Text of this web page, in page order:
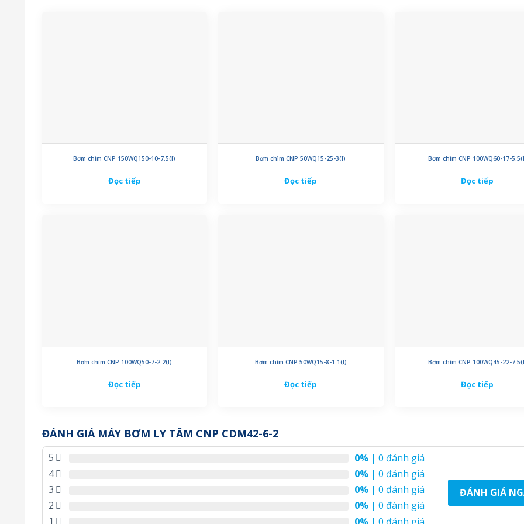
Bơm chìm CNP 150WQ150-10-7.5(I)
Đọc tiếp
Bơm chìm CNP 50WQ15-25-3(I)
Đọc tiếp
Bơm chìm CNP 100WQ60-17-
Đọc tiếp
Bơm chìm CNP 100WQ50-7-2.2(I)
Đọc tiếp
Bơm chìm CNP 50WQ15-8-1.1(I)
Đọc tiếp
Bơm chìm CNP 100WQ45-22-
Đọc tiếp
ĐÁNH GIÁ MÁY BƠM LY TÂM CNP CDM42-6-2
5 0% | 0 đánh giá
4
0% | 0 đánh giá
3
0% | 0 đánh giá
2
0% | 0 đánh giá
1
ĐÁNH GIÁ